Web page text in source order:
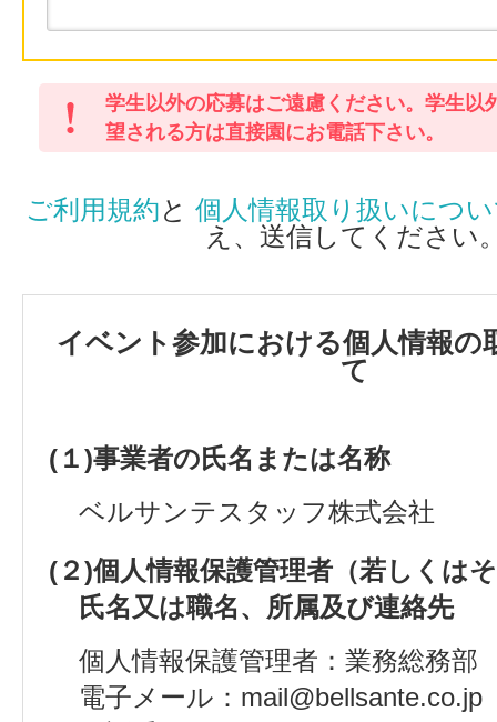
学生以外の応募はご遠慮ください。学生以
望される方は直接園にお電話下さい。
ご利用規約と 個人情報取り扱いにつ
え、送信してください
イベント参加における個人情報の
て
(１)事業者の氏名または名称
ベルサンテスタッフ株式会社
(２)個人情報保護管理者（若しくは
氏名又は職名、所属及び連絡先
個人情報保護管理者：業務総務
電子メール：mail@bellsante.co.jp